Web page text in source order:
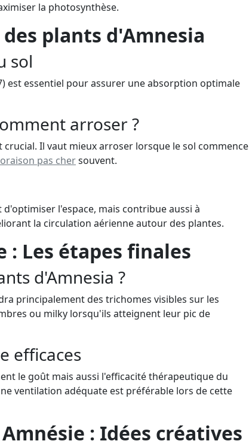
la photosynthèse.
plants d'Amnesia
sol
est essentiel pour assurer une absorption optimale
arroser ?
Il vaut mieux arroser lorsque le sol commence
pas chersouvent.
l'espace, mais contribue aussi à
la circulation aérienne autour des plantes.
: Les étapes finales
d'Amnesia ?
principalement des trichomes visibles sur les
ou milky lorsqu'ils atteignent leur pic de
efficaces
le goût mais aussi l'efficacité thérapeutique du
ventilation adéquate est préférable lors de cette
: Idées créatives